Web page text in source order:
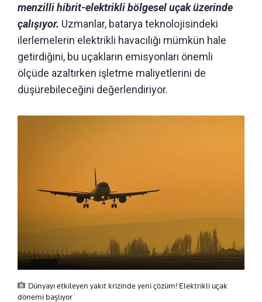
menzilli hibrit-elektrikli bölgesel uçak üzerinde
çalışıyor. Uzmanlar, batarya teknolojisindeki
ilerlemelerin elektrikli havacılığı mümkün hale
getirdiğini, bu uçakların emisyonları önemli
ölçüde azaltırken işletme maliyetlerini de
düşürebileceğini değerlendiriyor.
Dünyayı etkileyen yakıt krizinde yeni çözüm! Elektrikli uçak
dönemi başlıyor